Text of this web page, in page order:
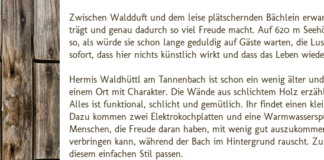
Zwischen Waldduft und dem leise plätschernden Bächlein
trägt und genau dadurch so viel Freude macht. Auf 620 m
so, als würde sie schon lange geduldig auf Gäste warten, die
sofort, dass hier nichts künstlich wirkt und dass das Leben
Hermis Waldhüttl am Tannenbach ist schon ein wenig älter
einem Ort mit Charakter. Die Wände aus schlichtem Holz
Alles ist funktional, schlicht und gemütlich. Ihr findet einen
Dazu kommen zwei Elektrokochplatten und eine
Menschen, die Freude daran haben, mit wenig gut
verbringen kann, während der Bach im Hintergrund rauscht.
diesem einfachen Stil passen.